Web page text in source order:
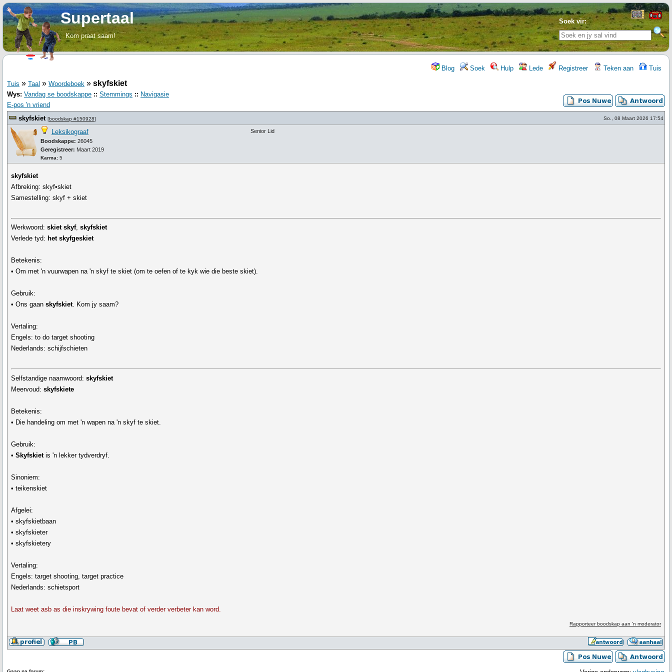
Soek vir:
Supertaal
Kom praat saam!
Blog Soek Hulp Lede Registreer Teken aan Tuis
Tuis » Taal » Woordeboek » skyfskiet
Wys: Vandag se boodskappe :: Stemmings :: Navigasie
E-pos 'n vriend
skyfskiet [boodskap #150928] So., 08 Maart 2026 17:54
Leksikograaf
Boodskappe: 26045
Geregistreer: Maart 2019
Karma: 5
Senior Lid
skyfskiet
Afbreking: skyf•skiet
Samestelling: skyf + skiet
Werkwoord:skiet skyf,skyfskiet
Verlede tyd: het skyfgeskiet
Betekenis:
• Om met 'n vuurwapen na 'n skyf te skiet (om te oefen of te kyk wie die beste skiet).
Gebruik:
• Ons gaanskyfskiet. Kom jy saam?
Vertaling:
Engels: to do target shooting
Nederlands: schijfschieten
Selfstandige naamwoord:skyfskiet
Meervoud:skyfskiete
Betekenis:
• Die handeling om met 'n wapen na 'n skyf te skiet.
Gebruik:
•Skyfskiet is 'n lekker tydverdryf.
Sinoniem:
• teikenskiet
Afgelei:
• skyfskietbaan
• skyfskieter
• skyfskietery
Vertaling:
Engels: target shooting, target practice
Nederlands: schietsport
Laat weet asb as die inskrywing foute bevat of verder verbeter kan word.
Rapporteer boodskap aan 'n moderator